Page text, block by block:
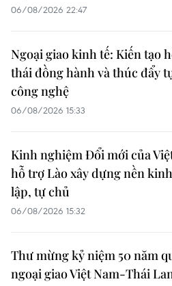
06/08/2026 22:47
Ngoại giao kinh tế: Kiến tạo
thái đồng hành và thúc đẩy
công nghệ
06/08/2026 15:33
Kinh nghiệm Đổi mới của
hỗ trợ Lào xây dựng nền
lập, tự chủ
06/08/2026 15:32
Thư mừng kỷ niệm 50 năm
ngoại giao Việt Nam-Thái